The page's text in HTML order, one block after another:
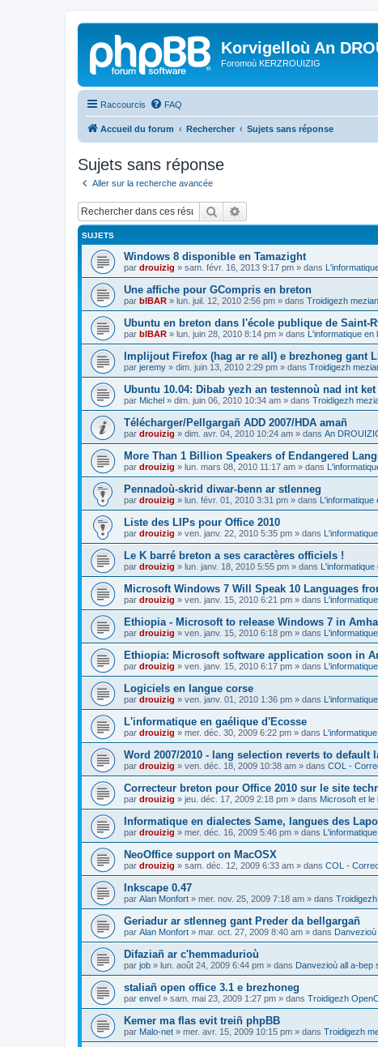
Korvigelloù An
Foromoù KERZROUIZIG
Raccourcis FAQ
Accueil du forum Rechercher Sujets sans réponse
Sujets sans réponse
Aller sur la recherche avancée
Rechercher
SUJETS
Windows 8 disponible en Tamazight
par drouizig » sam. févr. 16, 2013 9:17 pm » dans
Une affiche pour GCompris en breton
par bIBAR » lun. juil. 12, 2010 2:56 pm » dans Troidigezh
Ubuntu en breton dans l'école publique de Saint-
par bIBAR » lun. juin 28, 2010 8:14 pm » dans L'informatique en
Implijout Firefox (hag ar re all) e brezhoneg gant
par jeremy » dim. juin 13, 2010 2:29 pm » dans Troidigezh
Ubuntu 10.04: Dibab yezh an testennoù nad int
par Michel » dim. juin 06, 2010 10:34 am » dans Troidigezh
Télécharger/Pellgargañ ADD 2007/HDA amañ
par drouizig » dim. avr. 04, 2010 10:24 am » dans An
More Than 1 Billion Speakers of Endangered
par drouizig » lun. mars 08, 2010 11:17 am » dans
Pennadoù-skrid diwar-benn ar stlenneg
par drouizig » lun. févr. 01, 2010 3:31 pm » dans L'informatique
Liste des LIPs pour Office 2010
par drouizig » ven. janv. 22, 2010 5:35 pm » dans
Le K barré breton a ses caractères officiels !
par drouizig » lun. janv. 18, 2010 5:55 pm » dans
Microsoft Windows 7 Will Speak 10 Languages
par drouizig » ven. janv. 15, 2010 6:21 pm » dans
Ethiopia - Microsoft to release Windows 7 in
par drouizig » ven. janv. 15, 2010 6:18 pm » dans
Ethiopia: Microsoft software application soon in
par drouizig » ven. janv. 15, 2010 6:17 pm » dans
Logiciels en langue corse
par drouizig » ven. janv. 01, 2010 1:36 pm » dans
L'informatique en gaélique d'Ecosse
par drouizig » mer. déc. 30, 2009 6:22 pm » dans
Word 2007/2010 - lang selection reverts to default
par drouizig » ven. déc. 18, 2009 10:38 am » dans COL -
Correcteur breton pour Office 2010 sur le site
par drouizig » jeu. déc. 17, 2009 2:18 pm » dans Microsoft et le
Informatique en dialectes Same, langues des
par drouizig » mer. déc. 16, 2009 5:46 pm » dans
NeoOffice support on MacOSX
par drouizig » sam. déc. 12, 2009 6:33 am » dans COL -
Inkscape 0.47
par Alan Monfort » mer. nov. 25, 2009 7:18 am » dans
Geriadur ar stlenneg gant Preder da bellgargañ
par Alan Monfort » mar. oct. 27, 2009 8:40 am » dans
Difaziañ ar c'hemmadurioù
par job » lun. août 24, 2009 6:44 pm » dans Danvezioù all a-bep
staliañ open office 3.1 e brezhoneg
par envel » sam. mai 23, 2009 1:27 pm » dans Troidigezh
Kemer ma flas evit treiñ phpBB
par Malo-net » mer. avr. 15, 2009 10:15 pm » dans Troidigezh